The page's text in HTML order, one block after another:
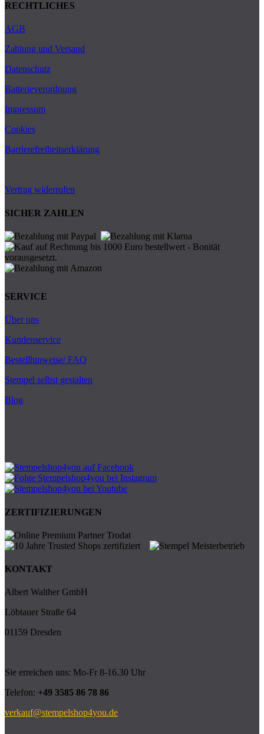
RECHTLICHES
AGB
Zahlung und Versand
Datenschutz
Batterieverordnung
Impressum
Cookies
Barrierefreiheitserklärung
Vertrag widerrufen
SICHER ZAHLEN
SERVICE
Über uns
Kundenservice
Bestellhinweise/ FAQ
Stempel selbst gestalten
Blog
ZERTIFIZIERUNGEN
KONTAKT
Albert Walther GmbH
Löbtauer Straße 64
01159 Dresden
Sie erreichen uns: Mo-Fr 8-16.30 Uhr
Telefon: +49 3585 86 78 86
verkauf@stempelshop4you.de